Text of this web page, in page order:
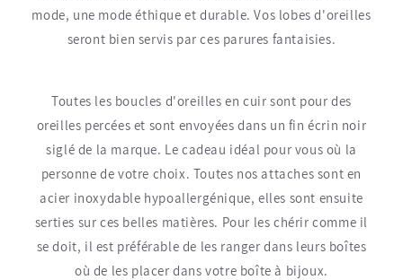
mode, une mode éthique et durable. Vos lobes d'oreilles
seront bien servis par ces parures fantaisies.
Toutes les boucles d'oreilles en cuir sont pour des
oreilles percées et sont envoyées dans un fin écrin noir
siglé de la marque. Le cadeau idéal pour vous où la
personne de votre choix. Toutes nos attaches sont en
acier inoxydable hypoallergénique, elles sont ensuite
serties sur ces belles matières. Pour les chérir comme il
se doit, il est préférable de les ranger dans leurs boîtes
où de les placer dans votre boîte à bijoux.